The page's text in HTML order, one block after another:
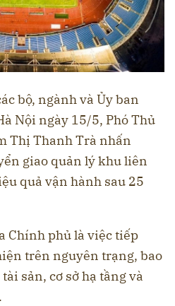
bộ, ngành và Ủy ban
Nội ngày 15/5, Phó Thủ
Thị Thanh Trà nhấn
giao quản lý khu liên
quả vận hành sau 25
Chính phủ là việc tiếp
trên nguyên trạng, bao
sản, cơ sở hạ tầng và